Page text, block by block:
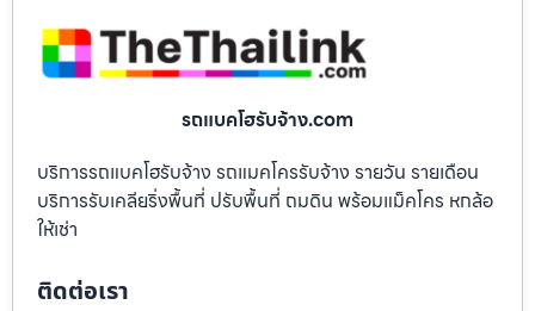
รถแบคโฮรับจ้าง.com
บริการรถแบคโฮรับจ้าง รถแมคโครรับจ้าง รายวัน รายเดือน
บริการรับเคลียริ่งพื้นที่ ปรับพื้นที่ ถมดิน พร้อมแม็คโคร หกล้อ
ให้เช่า
ติดต่อเรา